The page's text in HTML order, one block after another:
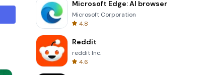
Microsoft Edge: AI browser
Microsoft Corporation
4.8
Reddit
reddit Inc.
4.6